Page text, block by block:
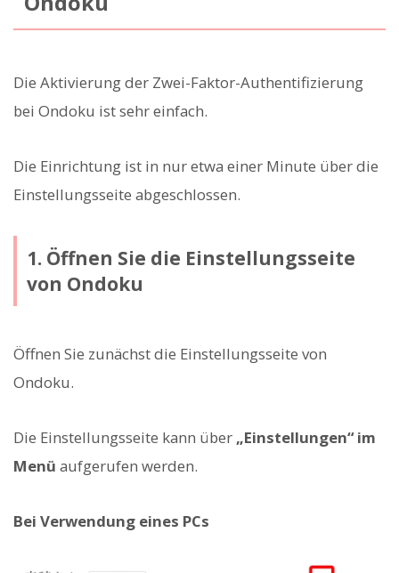
Die Aktivierung der Zwei-Faktor-Authentifizierung
bei Ondoku ist sehr einfach.
Die Einrichtung ist in nur etwa einer Minute über die
Einstellungsseite abgeschlossen.
1. Öffnen Sie die Einstellungsseite
von Ondoku
Öffnen Sie zunächst die Einstellungsseite von
Ondoku.
Die Einstellungsseite kann über „Einstellungen“ im
Menü aufgerufen werden.
Bei Verwendung eines PCs